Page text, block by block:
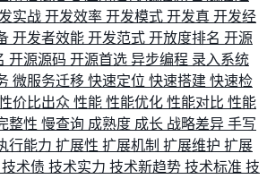
实战 开发效率 开发模式 开发真 开发经
开发者效能 开发范式 开放度排名 开源
开源源码 开源首选 异步编程 录入系统
微服务迁移 快速定位 快速搭建 快速检
价比出众 性能 性能优化 性能对比 性能
整性 慢查询 成熟度 成长 战略差异 手写
行能力 扩展性 扩展机制 扩展维护 扩展
技术债 技术实力 技术新趋势 技术标准 技